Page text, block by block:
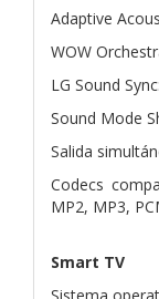
Adaptive
WOW
LG Sound
Sound Mode
Salida
Codecs
MP2, MP3,
Smart TV
Sistema